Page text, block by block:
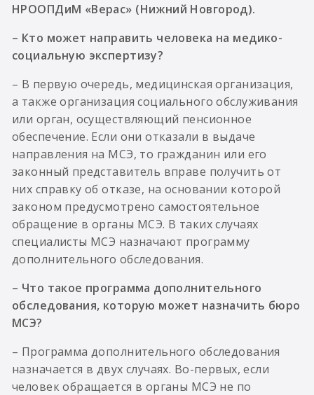
НРООПДиМ «Верас» (Нижний Новгород).
– Кто может направить человека на медико-
социальную экспертизу?
– В первую очередь, медицинская организация,
а также организация социального обслуживания
или орган, осуществляющий пенсионное
обеспечение. Если они отказали в выдаче
направления на МСЭ, то гражданин или его
законный представитель вправе получить от
них справку об отказе, на основании которой
законом предусмотрено самостоятельное
обращение в органы МСЭ. В таких случаях
специалисты МСЭ назначают программу
дополнительного обследования.
– Что такое программа дополнительного
обследования, которую может назначить бюро
МСЭ?
– Программа дополнительного обследования
назначается в двух случаях. Во-первых, если
человек обращается в органы МСЭ не по